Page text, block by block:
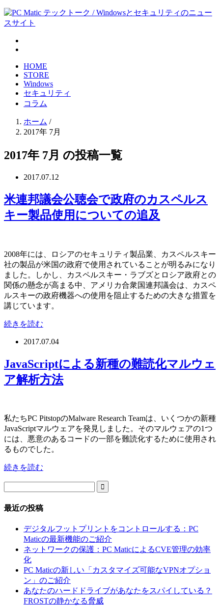
HOME
STORE
Windows
セキュリティ
コラム
ホーム /
2017年 7月
2017年 7月 の投稿一覧
2017.07.12
米連邦議会公聴会で政府のカスペルス
キー製品使用についての追及
2008年には、ロシアのセキュリティ製品業、カスペルスキー
社の製品が米国の政府で使用されていることが明るみになり
ました。しかし、カスペルスキー・ラブズとロシア政府との
関係の懸念が高まる中、アメリカ合衆国連邦議会は、カスペ
ルスキーの政府機器への使用を阻止するための大きな措置を
講じています。
続きを読む
2017.07.04
JavaScriptによる新種の難読化マルウェ
ア解析方法
私たちPC PitstopのMalware Research Teamは、いくつかの新種
JavaScriptマルウェアを発見しました。そのマルウェアの1つ
には、悪意のあるコードの一部を難読化するために使用され
るものでした。
続きを読む

最近の投稿
デジタルフットプリントをコントロールする：PC
Maticの最新機能のご紹介
ネットワークの保護：PC MaticによるCVE管理の効率
化
PC Maticの新しい「カスタマイズ可能なVPNオプショ
ン」のご紹介
あなたのハードドライブがあなたをスパイしている？
FROSTの静かなる脅威